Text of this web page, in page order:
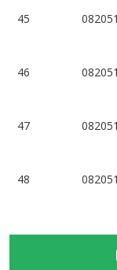
45
46
47
48